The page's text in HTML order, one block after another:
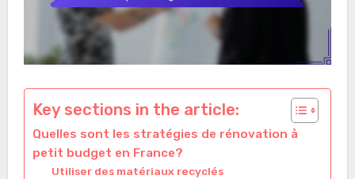
Key sections in the article:
Quelles sont les stratégies de rénovation à
petit budget en France?
Utiliser des matériaux recyclés